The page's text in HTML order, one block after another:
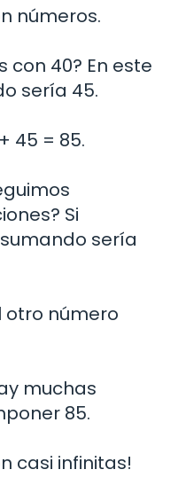
números.
con 40? En este
sería 45.
45 = 85.
Si
sería
otro número
muchas
85.
casi infinitas!